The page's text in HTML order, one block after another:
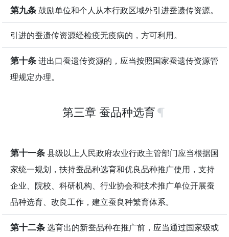
第九条鼓励单位和个人从本行政区域外引进蚕遗传资源。
引进的蚕遗传资源经检疫无疫病的，方可利用。
第十条进出口蚕遗传资源的，应当按照国家蚕遗传资源管
理规定办理。
第三章 蚕品种选育
第十一条县级以上人民政府农业行政主管部门应当根据国
家统一规划，扶持蚕品种选育和优良品种推广使用，支持
企业、院校、科研机构、行业协会和技术推广单位开展蚕
品种选育、改良工作，建立蚕良种繁育体系。
第十二条选育出的新蚕品种在推广前，应当通过国家级或